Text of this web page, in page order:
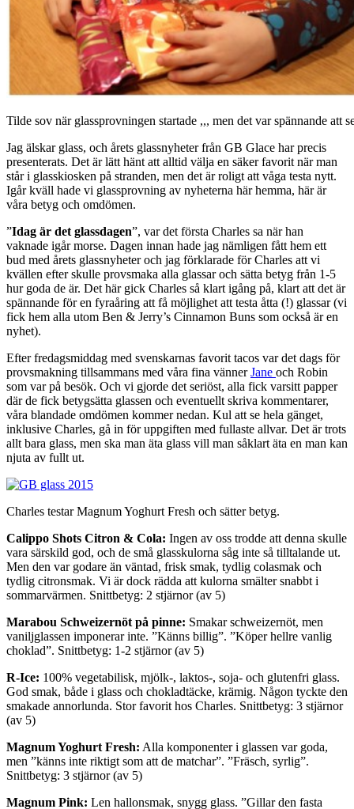
Tilde sov när glassprovningen startade ,,, men det var spännande att
Jag älskar glass, och årets glassnyheter från GB Glace har precis
presenterats. Det är lätt hänt att alltid välja en säker favorit när man
står i glasskiosken på stranden, men det är roligt att våga testa nytt.
Igår kväll hade vi glassprovning av nyheterna här hemma, här är
våra betyg och omdömen.
”Idag är det glassdagen”, var det första Charles sa när han
vaknade igår morse. Dagen innan hade jag nämligen fått hem ett
bud med årets glassnyheter och jag förklarade för Charles att vi
kvällen efter skulle provsmaka alla glassar och sätta betyg från 1-5
hur goda de är. Det här gick Charles så klart igång på, klart att det är
spännande för en fyraåring att få möjlighet att testa åtta (!) glassar (vi
fick hem alla utom Ben & Jerry’s Cinnamon Buns som också är en
nyhet).
Efter fredagsmiddag med svenskarnas favorit tacos var det dags för
provsmakning tillsammans med våra fina vännerJane och Robin
som var på besök. Och vi gjorde det seriöst, alla fick varsitt papper
där de fick betygsätta glassen och eventuellt skriva kommentarer,
våra blandade omdömen kommer nedan. Kul att se hela gänget,
inklusive Charles, gå in för uppgiften med fullaste allvar. Det är trots
allt bara glass, men ska man äta glass vill man såklart äta en man kan
njuta av fullt ut.
Charles testar Magnum Yoghurt Fresh och sätter betyg.
Calippo Shots Citron & Cola: Ingen av oss trodde att denna skulle
vara särskild god, och de små glasskulorna såg inte så tilltalande ut.
Men den var godare än väntad, frisk smak, tydlig colasmak och
tydlig citronsmak. Vi är dock rädda att kulorna smälter snabbt i
sommarvärmen. Snittbetyg: 2 stjärnor (av 5)
Marabou Schweizernöt på pinne: Smakar schweizernöt, men
vaniljglassen imponerar inte. ”Känns billig”. ”Köper hellre vanlig
choklad”. Snittbetyg: 1-2 stjärnor (av 5)
R-Ice: 100% vegetabilisk, mjölk-, laktos-, soja- och glutenfri glass.
God smak, både i glass och chokladtäcke, krämig. Någon tyckte den
smakade annorlunda. Stor favorit hos Charles. Snittbetyg: 3 stjärnor
(av 5)
Magnum Yoghurt Fresh: Alla komponenter i glassen var goda,
men ”känns inte riktigt som att de matchar”. ”Fräsch, syrlig”.
Snittbetyg: 3 stjärnor (av 5)
Magnum Pink: Len hallonsmak, snygg glass. ”Gillar den fasta